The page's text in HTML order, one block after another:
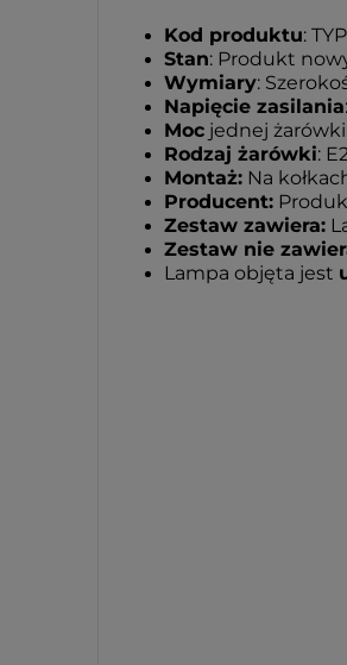
Kod produktu:
Stan: Produkt
Wymiary:
Napięcie zasilania
Moc jednej
Rodzaj żarówki:
Montaż: Na
Producent:
Zestaw zawiera:
Zestaw nie
Lampa objęta jest